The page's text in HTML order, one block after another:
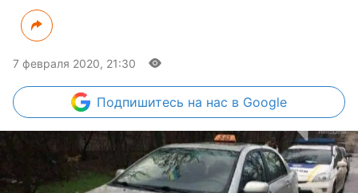
7 февраля 2020, 21:30
Подпишитесь на нас в Google